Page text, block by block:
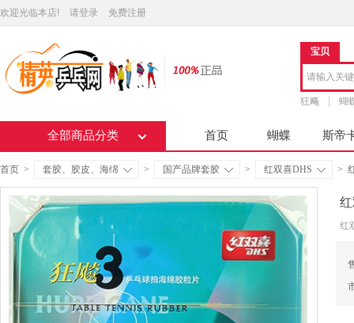
欢迎光临本店! 请登录 免费注册
宝贝
狂飚 蝴
全部商品分类 首页 蝴蝶 斯帝
首页 > 套胶、胶皮、海绵 > 国产品牌套胶 > 红双喜DHS >
红